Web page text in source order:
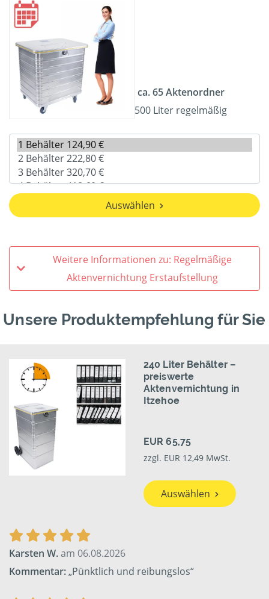
ca. 65 Aktenordner
500 Liter regelmäßig
Auswählen
Weitere Informationen zu: Regelmäßige
Aktenvernichtung Erstaufstellung
Unsere Produktempfehlung für Sie
240 Liter Behälter –
preiswerte
Aktenvernichtung in
Itzehoe
EUR 65,75
zzgl. EUR 12,49 MwSt.
Auswählen
Karsten W.am 06.08.2026
Kommentar:„Pünktlich und reibungslos“